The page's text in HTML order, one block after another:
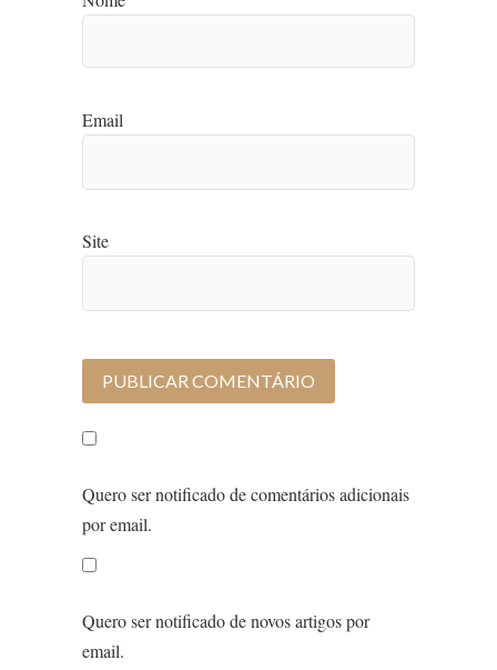
Email
Site
Quero ser notificado de comentários adicionais
por email.
Quero ser notificado de novos artigos por
email.